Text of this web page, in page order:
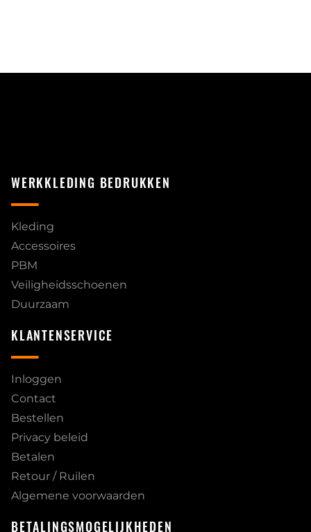
WERKKLEDING BEDRUKKEN
Kleding
Accessoires
PBM
Veiligheidsschoenen
Duurzaam
KLANTENSERVICE
Inloggen
Contact
Bestellen
Privacy beleid
Betalen
Retour / Ruilen
Algemene voorwaarden
BETALINGSMOGELIJKHEDEN